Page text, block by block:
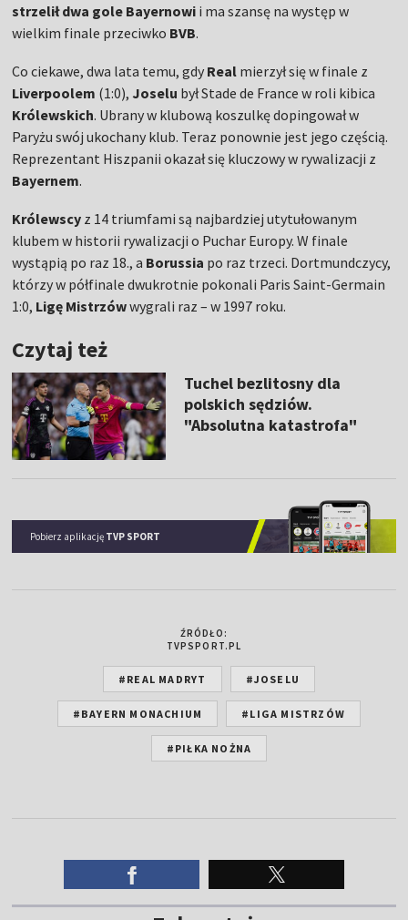
strzelił dwa gole Bayernowi i ma szansę na występ w
wielkim finale przeciwko BVB.
Co ciekawe, dwa lata temu, gdy Real mierzył się w finale z
Liverpoolem (1:0), Joselu był Stade de France w roli kibica
Królewskich. Ubrany w klubową koszulkę dopingował w
Paryżu swój ukochany klub. Teraz ponownie jest jego częścią.
Reprezentant Hiszpanii okazał się kluczowy w rywalizacji z
Bayernem.
Królewscy z 14 triumfami są najbardziej utytułowanym
klubem w historii rywalizacji o Puchar Europy. W finale
wystąpią po raz 18., a Borussia po raz trzeci. Dortmundczycy,
którzy w półfinale dwukrotnie pokonali Paris Saint-Germain
1:0, Ligę Mistrzówwygrali raz – w 1997 roku.
Czytaj też
Tuchel bezlitosny dla
polskich sędziów.
"Absolutna katastrofa"
Pobierz aplikację TVP SPORT
ŹRÓDŁO:
TVPSPORT.PL
#REAL MADRYT #JOSELU
#BAYERN MONACHIUM #LIGA MISTRZÓW
#PIŁKA NOŻNA